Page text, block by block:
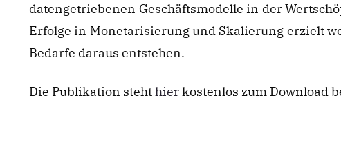
datengetriebenen Geschäftsmodelle in der
Erfolge in Monetarisierung und Skalierung erzielt
Bedarfe daraus entstehen.
Die Publikation stehthierkostenlos zum Download